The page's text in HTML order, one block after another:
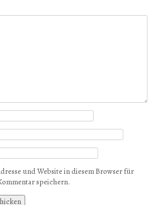
und Website in diesem Browser für
speichern.